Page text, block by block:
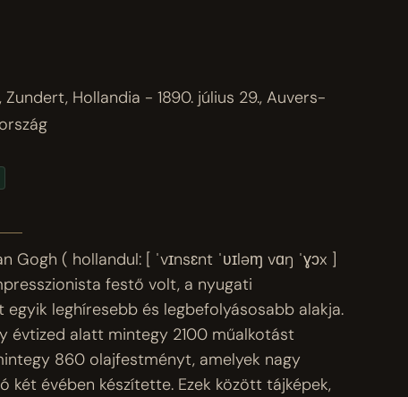
Zundert, Hollandia - 1890. július 29., Auvers-
Gogh ( hollandul: [ ˈvɪnsɛnt ˈʋɪləɱ vɑŋ ˈɣɔx ]
festő volt, a nyugati
leghíresebb és legbefolyásosabb alakja.
évtized alatt mintegy 2100 műalkotást
860 olajfestményt, amelyek nagy
két évében készítette. Ezek között tájképek,